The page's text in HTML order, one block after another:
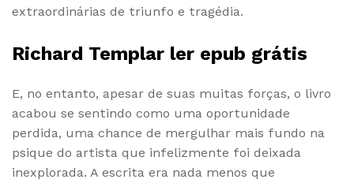
extraordinárias de triunfo e tragédia.
Richard Templar ler epub grátis
E, no entanto, apesar de suas muitas forças, o livro
acabou se sentindo como uma oportunidade
perdida, uma chance de mergulhar mais fundo na
psique do artista que infelizmente foi deixada
inexplorada. A escrita era nada menos que